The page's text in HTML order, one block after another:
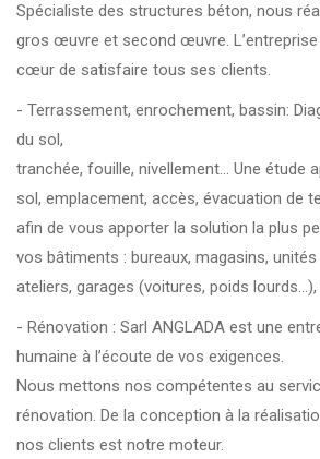
Spécialiste des structures béton, nous
gros œuvre et second œuvre.
cœur de satisfaire tous ses clients.
- Terrassement, enrochement, bassin:
du sol,
tranchée, fouille, nivellement... Une étude
sol, emplacement, accès, évacuation de
afin de vous apporter la solution la plus
vos bâtiments : bureaux, magasins,
ateliers, garages (voitures, poids
- Rénovation : Sarl ANGLADA est une
humaine à l’écoute de vos exigences.
Nous mettons nos compétentes au
rénovation. De la conception à la
nos clients est notre moteur.